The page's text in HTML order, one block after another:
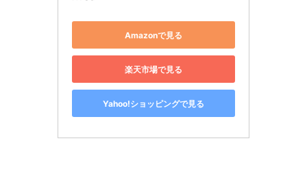
Amazonで見る
楽天市場で見る
Yahoo!ショッピングで見る